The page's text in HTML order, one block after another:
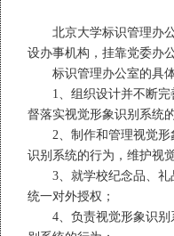
北京大学标识管理办
设办事机构，挂靠党委办
标识管理办公室的具
1、组织设计并不断
督落实视觉形象识别系统
2、制作和管理视觉
识别系统的行为，维护视
3、就学校纪念品、
统一对外授权；
4、负责视觉形象识